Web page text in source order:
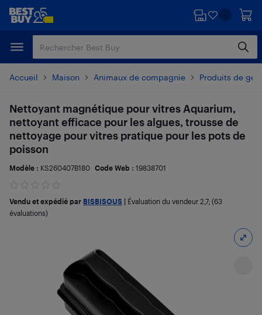
Passer
principal
Passer
Accueil Maison Animaux de compagnie Produits de
Nettoyant magnétique pour vitres Aquarium,
nettoyant efficace pour les algues, trousse de
nettoyage pour vitres pratique pour les pots de
poisson
Modèle : KS260407B180 Code Web : 19838701
Vendu et expédié par BISBISOUS Évaluation du vendeur 2,7; (63
évaluations)